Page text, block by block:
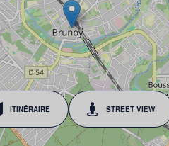
ITINÉRAIRE STREET VIEW